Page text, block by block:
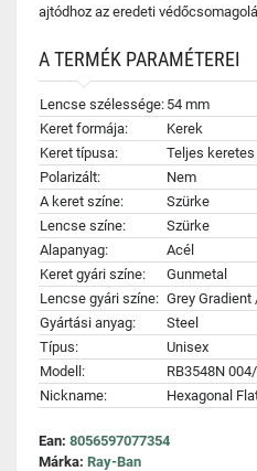
ajtódhoz az eredeti
A TERMÉK PARAMÉTEREI
Lencse szélessége: 54 mm
Keret formája:
Kerek
Keret típusa:
Teljes keretes
Polarizált:
Nem
A keret színe:
Szürke
Lencse színe:
Szürke
Alapanyag:
Acél
Keret gyári színe:
Gunmetal
Lencse gyári színe: Grey Gradient
Gyártási anyag:
Steel
Típus:
Unisex
Modell:
RB3548N
Nickname:
Hexagonal
Ean: 8056597077354
Márka: Ray-Ban